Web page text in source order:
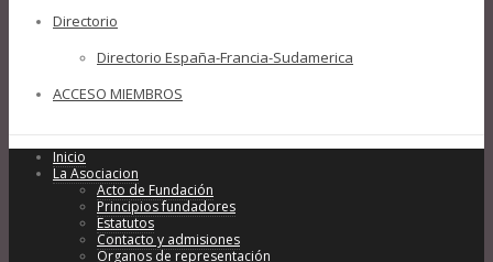
Directorio
Directorio España-Francia-Sudamerica
ACCESO MIEMBROS
Inicio
La Asociacion
Acto de Fundación
Principios fundadores
Estatutos
Contacto y admisiones
Organos de representación